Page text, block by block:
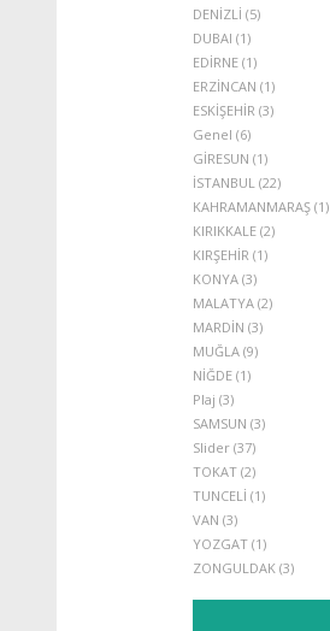
DENİZLİ (5)
DUBAI (1)
EDİRNE (1)
ERZİNCAN (1)
ESKİŞEHİR (3)
Genel (6)
GİRESUN (1)
İSTANBUL (22)
KAHRAMANMARAŞ (1)
KIRIKKALE (2)
KIRŞEHİR (1)
KONYA (3)
MALATYA (2)
MARDİN (3)
MUĞLA (9)
NİĞDE (1)
Plaj (3)
SAMSUN (3)
Slider (37)
TOKAT (2)
TUNCELİ (1)
VAN (3)
YOZGAT (1)
ZONGULDAK (3)